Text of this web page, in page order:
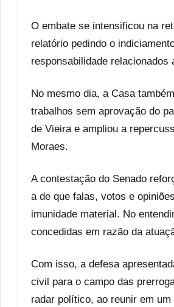
O embate se intensificou na
relatório pedindo o
responsabilidade relacionados
No mesmo dia, a Casa
trabalhos sem aprovação do
de Vieira e ampliou a
Moraes.
A contestação do Senado
a de que falas, votos e
imunidade material. No
concedidas em razão da
Com isso, a defesa
civil para o campo das
radar político, ao reunir em